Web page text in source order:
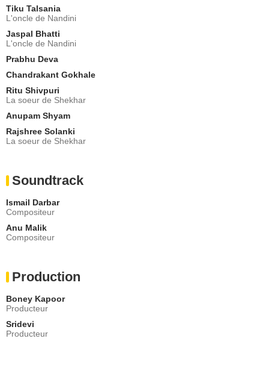
Tiku Talsania
L'oncle de Nandini
Jaspal Bhatti
L'oncle de Nandini
Prabhu Deva
Chandrakant Gokhale
Ritu Shivpuri
La soeur de Shekhar
Anupam Shyam
Rajshree Solanki
La soeur de Shekhar
Soundtrack
Ismail Darbar
Compositeur
Anu Malik
Compositeur
Production
Boney Kapoor
Producteur
Sridevi
Producteur